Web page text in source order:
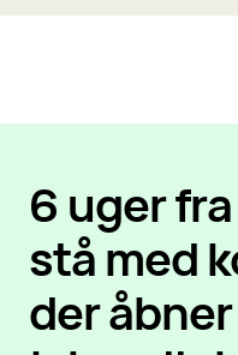
6 uger
stå med
der